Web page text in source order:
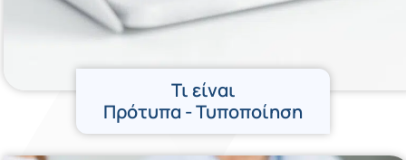
Τι είναι
Πρότυπα - Τυποποίηση